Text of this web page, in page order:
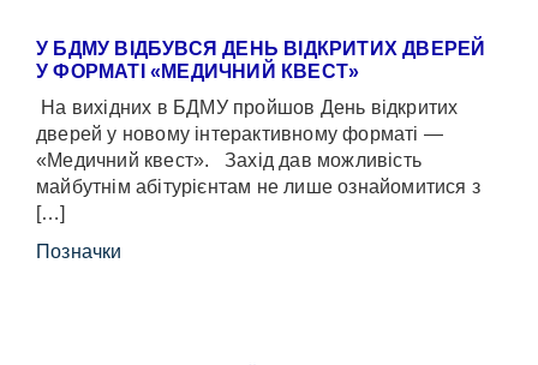
У БДМУ ВІДБУВСЯ ДЕНЬ ВІДКРИТИХ ДВЕРЕЙ
У ФОРМАТІ «МЕДИЧНИЙ КВЕСТ»
На вихідних в БДМУ пройшов День відкритих
дверей у новому інтерактивному форматі —
«Медичний квест». Захід дав можливість
майбутнім абітурієнтам не лише ознайомитися з
[…]
Позначки